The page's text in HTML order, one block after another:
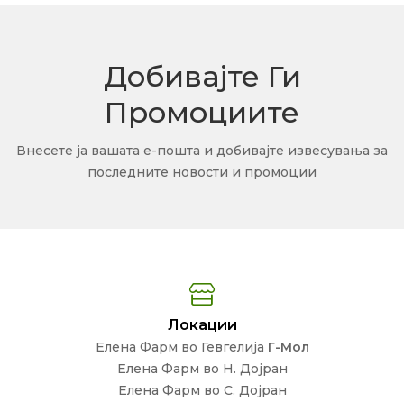
Добивајте Ги
Промоциите
Внесете ја вашата е-пошта и добивајте извесувања за
последните новости и промоции
Локации
Елена Фарм во Гевгелија Г-Мол
Елена Фарм во Н. Дојран
Елена Фарм во С. Дојран